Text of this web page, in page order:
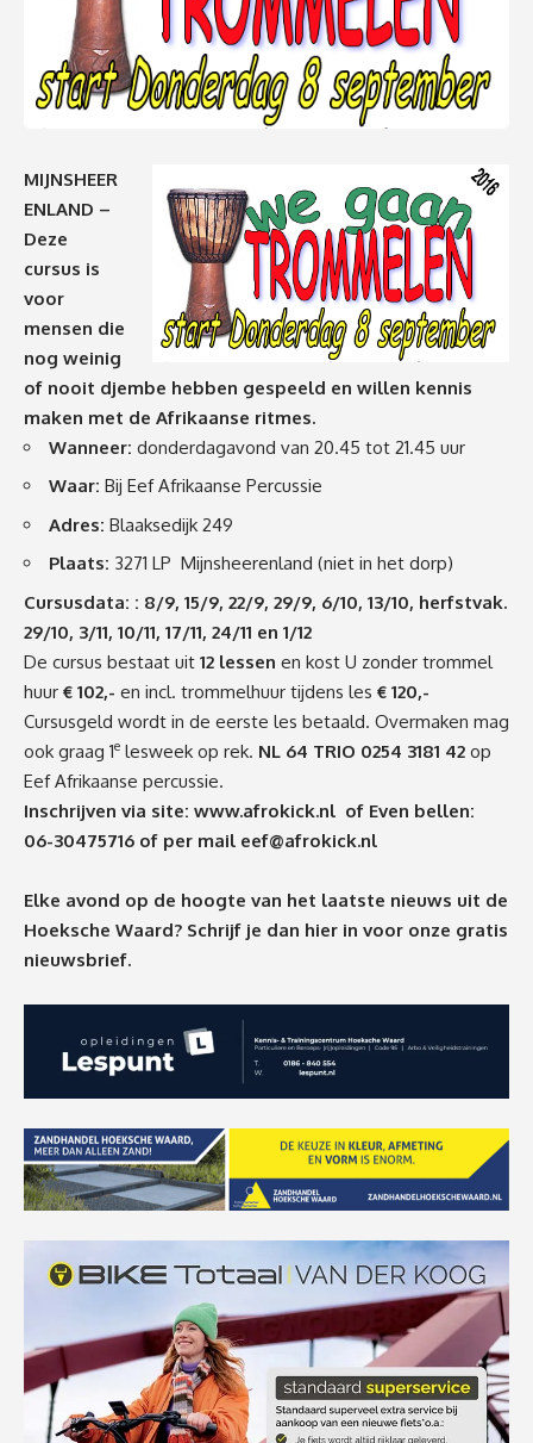
MIJNSHEER
ENLAND –
Deze
cursus is
voor
mensen die
nog weinig
of nooit djembe hebben gespeeld en willen kennis
maken met de Afrikaanse ritmes.
Wanneer: donderdagavond van 20.45 tot 21.45 uur
Waar: Bij Eef Afrikaanse Percussie
Adres: Blaaksedijk 249
Plaats: 3271 LP Mijnsheerenland (niet in het dorp)
Cursusdata: : 8/9, 15/9, 22/9, 29/9, 6/10, 13/10, herfstvak.
29/10, 3/11, 10/11, 17/11, 24/11 en 1/12
De cursus bestaat uit 12 lessen en kost U zonder trommel
huur € 102,- en incl. trommelhuur tijdens les € 120,-
Cursusgeld wordt in de eerste les betaald. Overmaken mag
ook graag 1e lesweek op rek. NL 64 TRIO 0254 3181 42 op
Eef Afrikaanse percussie.
Inschrijven via site: www.afrokick.nl of Even bellen:
06-30475716 of per mail eef@afrokick.nl
Elke avond op de hoogte van het laatste nieuws uit de
Hoeksche Waard? Schrijf je dan hier in voor onze gratis
nieuwsbrief.